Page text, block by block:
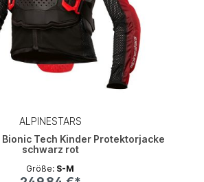
ALPINESTARS
Bionic Tech Kinder Protektorjacke
schwarz rot
Größe: S-M